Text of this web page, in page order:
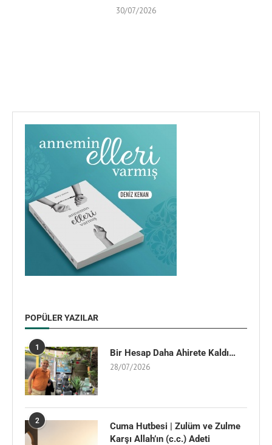
30/07/2026
POPÜLER YAZILAR
1 Bir Hesap Daha Ahirete Kaldı…
28/07/2026
2
Cuma Hutbesi | Zulüm ve Zulme
Karşı Allah’ın (c.c.) Adeti